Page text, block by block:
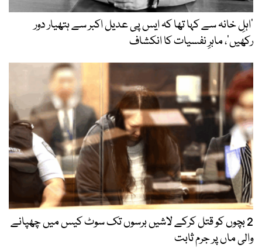
’اہلِ خانہ سے کہا تھا کہ ایس پی عدیل اکبر سے ہتھیار دور
رکھیں‘، ماہرِ نفسیات کا انکشاف
2 بچوں کو قتل کرکے لاشیں برسوں تک سوٹ کیس میں چھپانے
والی ماں پر جرم ثابت